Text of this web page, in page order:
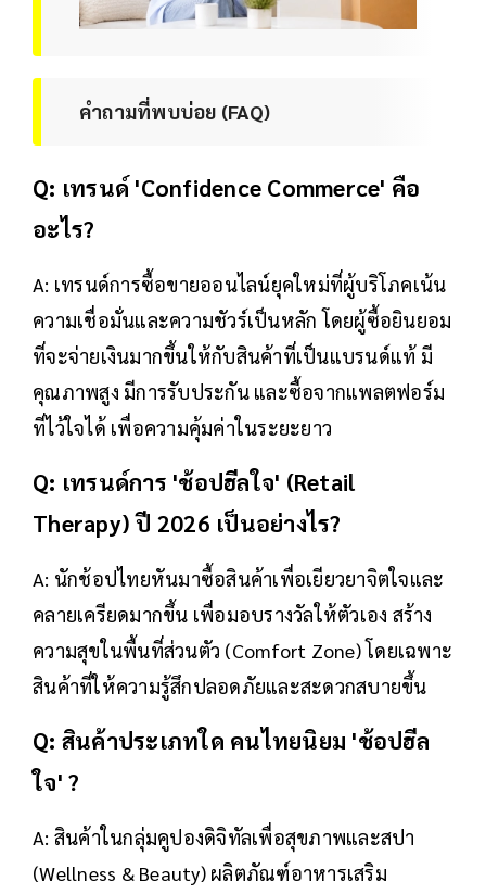
คำถามที่พบบ่อย (FAQ)
Q: เทรนด์ 'Confidence Commerce' คือ
อะไร?
A: เทรนด์การซื้อขายออนไลน์ยุคใหม่ที่ผู้บริโภคเน้น
ความเชื่อมั่นและความชัวร์เป็นหลัก โดยผู้ซื้อยินยอม
ที่จะจ่ายเงินมากขึ้นให้กับสินค้าที่เป็นแบรนด์แท้ มี
คุณภาพสูง มีการรับประกัน และซื้อจากแพลตฟอร์ม
ที่ไว้ใจได้ เพื่อความคุ้มค่าในระยะยาว
Q: เทรนด์การ 'ช้อปฮีลใจ' (Retail
Therapy) ปี 2026 เป็นอย่างไร?
A: นักช้อปไทยหันมาซื้อสินค้าเพื่อเยียวยาจิตใจและ
คลายเครียดมากขึ้น เพื่อมอบรางวัลให้ตัวเอง สร้าง
ความสุขในพื้นที่ส่วนตัว (Comfort Zone) โดยเฉพาะ
สินค้าที่ให้ความรู้สึกปลอดภัยและสะดวกสบายขึ้น
Q: สินค้าประเภทใด คนไทยนิยม 'ช้อปฮีล
ใจ' ?
A: สินค้าในกลุ่มคูปองดิจิทัลเพื่อสุขภาพและสปา
(Wellness & Beauty) ผลิตภัณฑ์อาหารเสริม